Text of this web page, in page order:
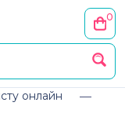
0
онлайн